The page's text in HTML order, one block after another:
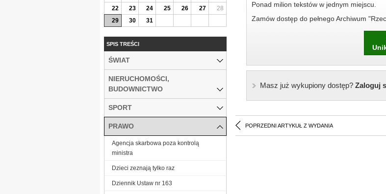
Ponad milion tekstów w jednym miejscu.
Zamów dostęp do pełnego Archiwum
Masz już wykupiony dostęp?Zaloguj
POPRZEDNI ARTYKUŁ Z WYDANIA
22
23 24 25 26 27
28
29
30 31
SPIS TREŚCI
ŚWIAT
NIERUCHOMOŚCI,
BUDOWNICTWO
SPORT
PRAWO
Agencja skarbowa poza kontrolą
ministra
Dzieci zeznają tylko raz
Dziennik Ustaw nr 163